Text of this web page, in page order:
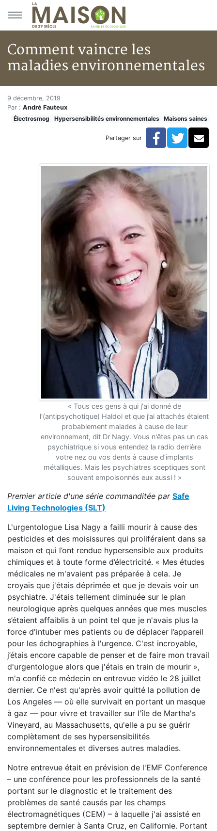
Aller au menu principal
Aller au contenu principal
Comment vaincre les
maladies environnementales
Accueil
Articles
Maisons saines
Hypersensibilités environnementales
Comment vaincre les maladies environnementales
Comment vaincre les
9 décembre, 2019
Par : André Fauteux
Électrosmog
Hypersensibilités environnementales Maisons saines
Partager sur Facebook
« Tous ces gens à qui j'ai donné de
l'(antipsychotique) Haldol et que j’ai attachés étaient
probablement malades à cause de leur
environnement, dit Dr Nagy. Vous n'êtes pas un cas
psychiatrique si vous entendez la radio derrière
votre nez ou vos dents à cause d’implants
métalliques. Mais les psychiatres sceptiques sont
souvent empoisonnés eux aussi ! »
Premier article d'une série commanditée par Safe
Living Technologies (SLT)
L'urgentologue Lisa Nagy a failli mourir à cause des
pesticides et des moisissures qui proliféraient dans sa
maison et qui l’ont rendue hypersensible aux produits
chimiques et à toute forme d’électricité. « Mes études
médicales ne m'avaient pas préparée à cela. Je
croyais que j'étais déprimée et que je devais voir un
psychiatre. J'étais tellement diminuée sur le plan
neurologique après quelques années que mes muscles
s’étaient affaiblis à un point tel que je n'avais plus la
force d'intuber mes patients ou de déplacer l’appareil
pour les échographies à l'urgence. C'est incroyable,
j’étais encore capable de penser et de faire mon travail
d'urgentologue alors que j'étais en train de mourir »,
m'a confié ce médecin en entrevue vidéo le 28 juillet
dernier. Ce n'est qu'après avoir quitté la pollution de
Los Angeles — où elle survivait en portant un masque
à gaz — pour vivre et travailler sur l'île de Martha's
Vineyard, au Massachusetts, qu'elle a pu se guérir
complètement de ses hypersensibilités
environnementales et diverses autres maladies.
Notre entrevue était en prévision de l'EMF Conference
– une conférence pour les professionnels de la santé
portant sur le diagnostic et le traitement des
problèmes de santé causés par les champs
électromagnétiques (CEM) – à laquelle j'ai assisté en
septembre dernier à Santa Cruz, en Californie. Portant